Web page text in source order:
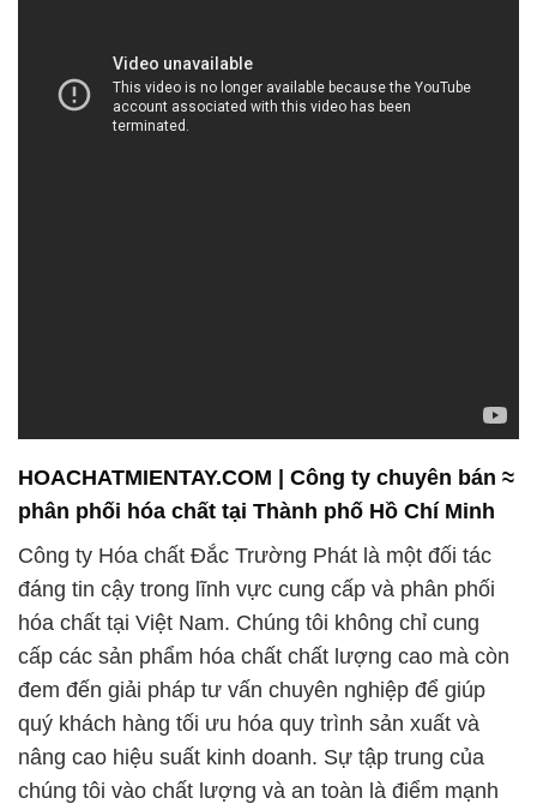
HOACHATMIENTAY.COM | Công ty chuyên bán ≈
phân phối hóa chất tại Thành phố Hồ Chí Minh
Công ty Hóa chất Đắc Trường Phát là một đối tác
đáng tin cậy trong lĩnh vực cung cấp và phân phối
hóa chất tại Việt Nam. Chúng tôi không chỉ cung
cấp các sản phẩm hóa chất chất lượng cao mà còn
đem đến giải pháp tư vấn chuyên nghiệp để giúp
quý khách hàng tối ưu hóa quy trình sản xuất và
nâng cao hiệu suất kinh doanh. Sự tập trung của
chúng tôi vào chất lượng và an toàn là điểm mạnh